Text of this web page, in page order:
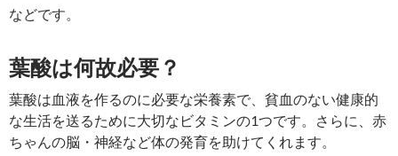
などです。
葉酸は何故必要？
葉酸は血液を作るのに必要な栄養素で、貧血のない健康的
な生活を送るために大切なビタミンの1つです。さらに、赤
ちゃんの脳・神経など体の発育を助けてくれます。